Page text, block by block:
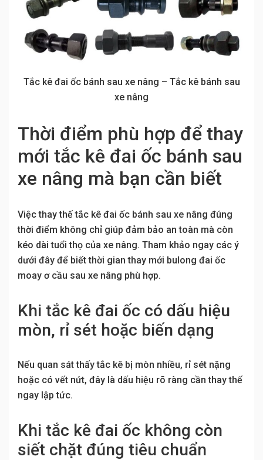
Tắc kê đai ốc bánh sau xe nâng – Tắc kê bánh sau
xe nâng
Thời điểm phù hợp để thay
mới tắc kê đai ốc bánh sau
xe nâng mà bạn cần biết
Việc thay thế tắc kê đai ốc bánh sau xe nâng đúng
thời điểm không chỉ giúp đảm bảo an toàn mà còn
kéo dài tuổi thọ của xe nâng. Tham khảo ngay các ý
dưới đây để biết thời gian thay mới bulong đai ốc
moay ơ cầu sau xe nâng phù hợp.
Khi tắc kê đai ốc có dấu hiệu
mòn, rỉ sét hoặc biến dạng
Nếu quan sát thấy tắc kê bị mòn nhiều, rỉ sét nặng
hoặc có vết nứt, đây là dấu hiệu rõ ràng cần thay thế
ngay lập tức.
Khi tắc kê đai ốc không còn
siết chặt đúng tiêu chuẩn